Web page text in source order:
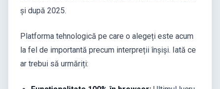
și după 2025.
Platforma tehnologică pe care o alegeți este acum
la fel de importantă precum interpreții înșiși. Iată ce
ar trebui să urmăriți: